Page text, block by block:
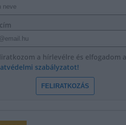
a hírlevélre és elfogadom
szabályzatot!
FELIRATKOZÁS